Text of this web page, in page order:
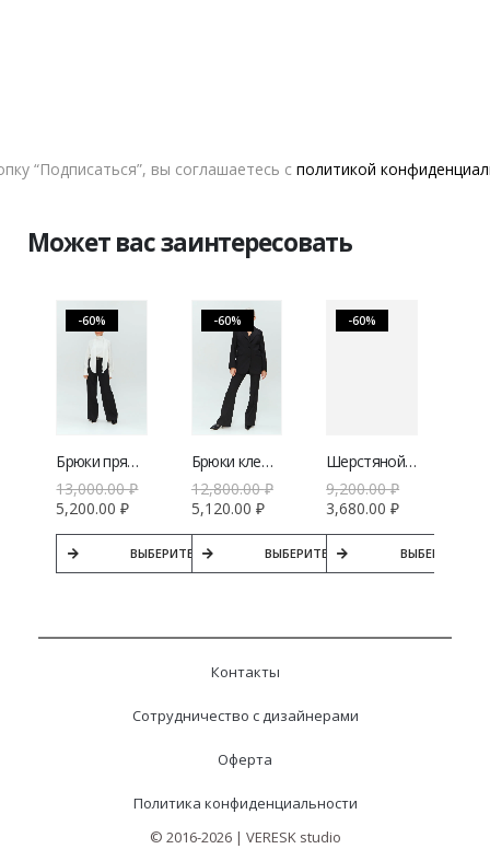
Может вас заинтересовать
-60%
Брюки прямые шерстяные V|L
13,000.00₽
5,200.00₽
ВЫБЕРИТЕ ПАРАМЕТРЫ
-60%
Брюки клеш шерстяные V|L
12,800.00₽
5,120.00 ₽
ВЫБЕРИТЕ ПАРАМЕТРЫ
-60%
Шерстяной жилет V|L
9,200.00₽
3,680.00₽
ВЫБЕРИТЕ
Контакты
Сотрудничество с дизайнерами
Оферта
Политика конфиденциальности
© 2016-2026 | VERESK studio
“Подписаться”, вы соглашаетесь с политикой